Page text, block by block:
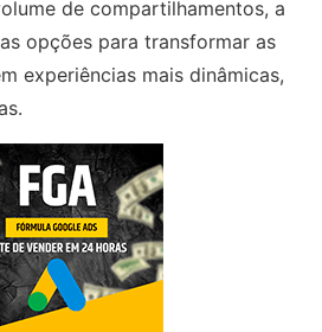
de compartilhamentos, a
opções para transformar as
experiências mais dinâmicas,